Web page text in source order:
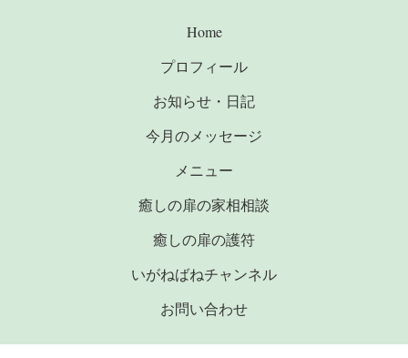
Home
プロフィール
お知らせ・日記
今月のメッセージ
メニュー
癒しの扉の家相相談
癒しの扉の護符
いがねばねチャンネル
お問い合わせ